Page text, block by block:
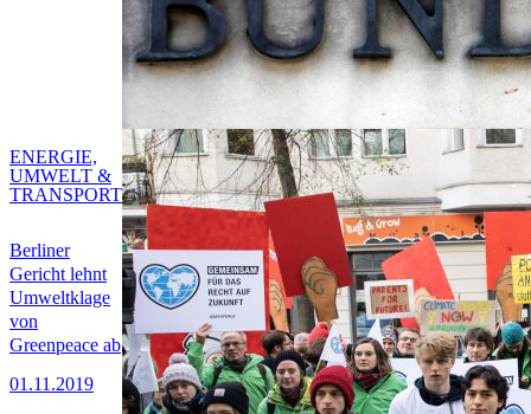
Berliner
Gericht lehnt
Umweltklage
von
Greenpeace ab
01.11.2019
ENERGIE,
UMWELT &
TRANSPORT